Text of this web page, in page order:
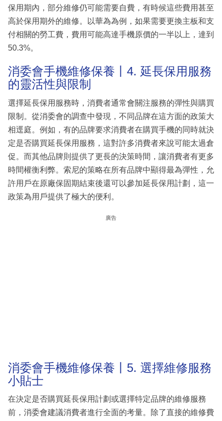
保用期內，部分維修仍可能需要自費，有時候這些費用甚至
高於保用期外的維修。以華為為例，如果需要更換主板和支
付相關的勞工費，費用可能高達手機原價的一半以上，達到
50.3%。
消委會手機維修保養丨4. 延長保用服務
的靈活性與限制
選擇延長保用服務時，消費者通常會關注服務的彈性與購買
限制。從消委會的調查中發現，不同品牌在這方面的政策大
相逕庭。例如，有的品牌要求消費者在購買手機的同時就決
定是否購買延長保用服務，這對許多消費者來說可能太過倉
促。而其他品牌則提供了更長的決策時間，讓消費者有更多
時間權衡利弊。索尼的策略在所有品牌中顯得最為彈性，允
許用戶在原廠保固期結束後還可以參加延長保用計劃，這一
政策為用戶提供了極大的便利。
廣告
消委會手機維修保養丨5. 選擇維修服務
小貼士
在決定是否購買延長保用計劃或選擇特定品牌的維修服務
前，消委會建議消費者進行全面的考量。除了直接的維修費